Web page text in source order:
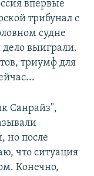
впервые
трибунал с
судне
выиграли.
триумф для
Санрайз",
но после
что ситуация
Конечно,